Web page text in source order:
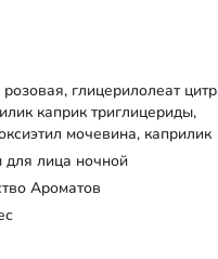
глицерилолеат
каприк триглицериды,
мочевина, каприлик
триглицериды PhytoDefense
масло бабассу, масло
сквалан, масло ромашки,
вишневой косточки, масло
аргинин, ресвератрол,
состав
для лица ночной
Ароматов